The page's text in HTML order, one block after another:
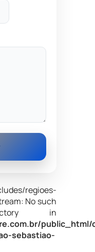
regioes-
No such
in
public_html/
sebastiao-